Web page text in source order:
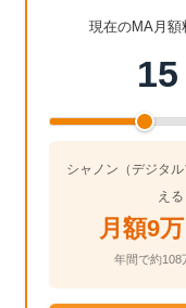
現在のMA月額
15
シャノン（デジタ
える
月額9
年間で約108